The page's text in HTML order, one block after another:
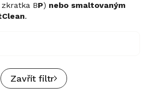
BP) nebo smaltovaným
.
Zavřít filtr